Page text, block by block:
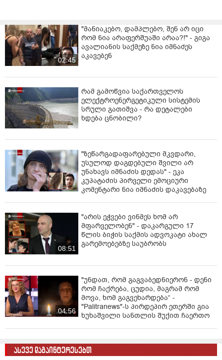
02:45
"მანიაკებო, დამპლებო, შენ არ იცი
რომ ნია არაფერშუაში არაა?!" - გიგა
ავალიანის საქმეზე ნია იმნაძეს
აკავებენ
რამ გამოწვია საქართველოს
ელექტროენერგეტიკული სისტემის
სრული გათიშვა - რა დეტალები
ხდება ცნობილი?
"ზეწარგადაფარებული მკვდარი,
უსულოდ დაგდებული შვილი არ
უნახავს იმნაძის დედას" - ეკა
კუპატაძის პირველი ემოციური
კომენტარი ნია იმნაძის დაკავებაზე
08:51
"არის ეჭვები ვინმეს ხომ არ
მფარველობენ" - დაკარგული 17
წლის ბიჭის საქმის ადვოკატი ახალ
გარემოებებზე საუბრობს
04:56
"უნდათ, რომ გაგვაბედნიერონ - დენი
რომ ჩაქრება, ცუდია, მაგრამ რომ
მოვა, ხომ გაგვეხარდება“ -
"Palitranews"-ს პირდეპირ ეთერში გია
ხუხაშვილი სანთლის შუქით ჩაერთო
ასევე დაგაინტერესებთ